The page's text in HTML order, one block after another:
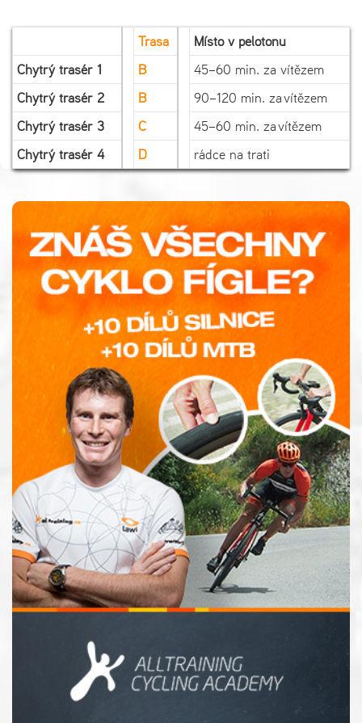
Trasa
Místo v pelotonu
Chytrý trasér 1
B
45–60 min. za vítězem
Chytrý trasér 2
B
90–120 min. za vítězem
Chytrý trasér 3
C
45–60 min. za vítězem
Chytrý trasér 4
D rádce na trati